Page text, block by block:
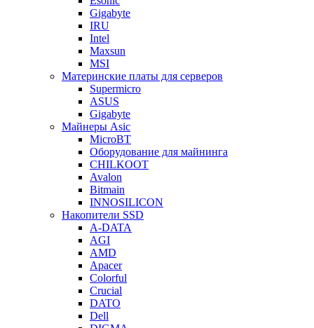
Gigabyte
IRU
Intel
Maxsun
MSI
Материнские платы для серверов
Supermicro
ASUS
Gigabyte
Майнеры Asic
MicroBT
Оборудование для майнинга
CHILKOOT
Avalon
Bitmain
INNOSILICON
Накопители SSD
A-DATA
AGI
AMD
Apacer
Colorful
Crucial
DATO
Dell